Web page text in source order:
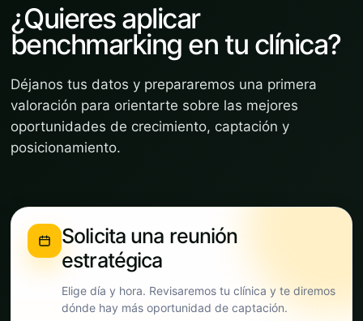
¿Quieres aplicar
benchmarking en tu clínica?
Déjanos tus datos y prepararemos una primera
valoración para orientarte sobre las mejores
oportunidades de crecimiento, captación y
posicionamiento.
Solicita una reunión
estratégica
Elige día y hora. Revisaremos tu clínica y te diremos
dónde hay más oportunidad de captación.